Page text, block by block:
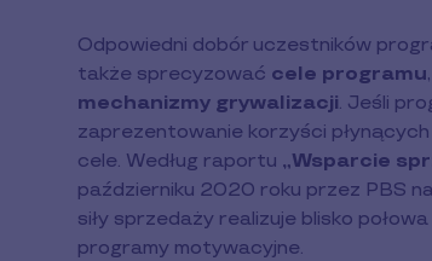
Odpowiedni dobór uczestników
także sprecyzować cele programu
mechanizmy grywalizacji. Jeśli
zaprezentowanie korzyści
cele. Według raportu „Wsparcie
październiku 2020 roku przez PBS
siły sprzedaży realizuje blisko
programy motywacyjne.